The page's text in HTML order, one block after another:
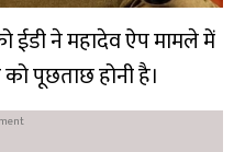
ईडी ने महादेव ऐप मामले में
पूछताछ होनी है।